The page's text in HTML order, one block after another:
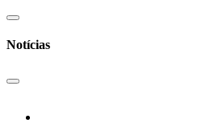
Notícias